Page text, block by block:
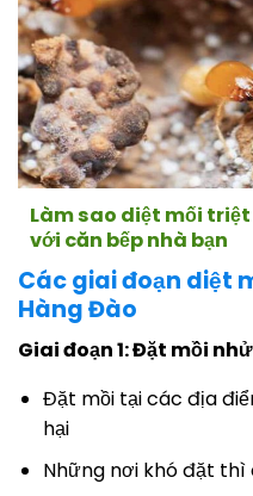
Làm sao diệt mối
với căn bếp nhà bạn
Các giai đoạn diệt
Hàng Đào
Giai đoạn 1: Đặt mồi
Đặt mồi tại các địa
hại
Những nơi khó đặt